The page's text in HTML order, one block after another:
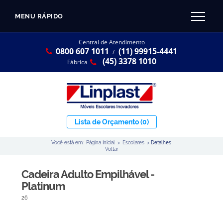
MENU RÁPIDO
Central de Atendimento
0800 607 1011 / (11) 99915-4441
Fábrica (45) 3378 1010
Lista de Orçamento(0)
Você está em: Página Inicial > Escolares >Detalhes
Voltar
Cadeira Adulto Empilhável -
Platinum
26
Linha Resina Plástica
Ambiente Maker
Conjuntos Coletivos
CATÁLOGO LINPLAST 2025
SOBRE A EMPRESA